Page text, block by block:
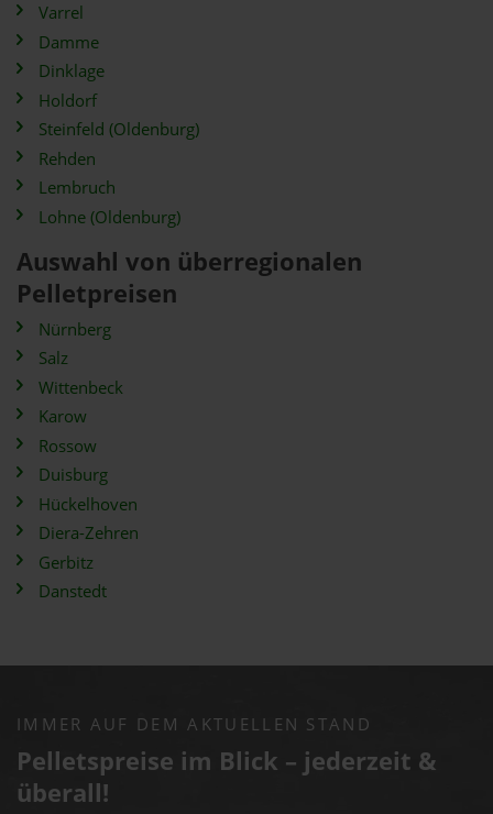
Varrel
Damme
Dinklage
Holdorf
Steinfeld (Oldenburg)
Rehden
Lembruch
Lohne (Oldenburg)
Auswahl von überregionalen
Pelletpreisen
Nürnberg
Salz
Wittenbeck
Karow
Rossow
Duisburg
Hückelhoven
Diera-Zehren
Gerbitz
Danstedt
IMMER AUF DEM AKTUELLEN STAND
Pelletspreise im Blick – jederzeit &
überall!